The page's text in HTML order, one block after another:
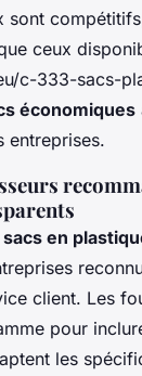
sont
ceux
c-333-sacs-
économiques
entreprises.
sacs en
client. Les
pour
les